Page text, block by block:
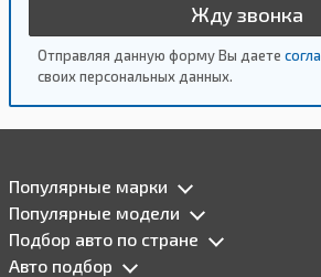
Жду звонка
Отправляя данную форму Вы даете
своих персональных данных.
Популярные марки
Популярные модели
Подбор авто по стране
Авто подбор